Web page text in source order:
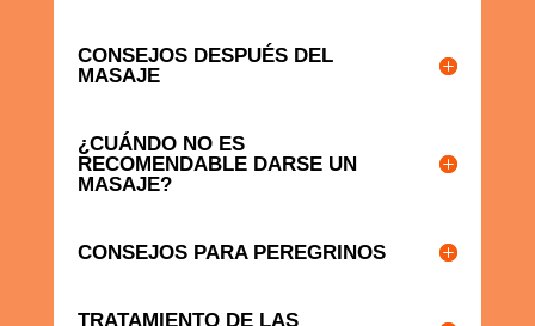
CONSEJOS DESPUÉS DEL
MASAJE
¿CUÁNDO NO ES
RECOMENDABLE DARSE UN
MASAJE?
CONSEJOS PARA PEREGRINOS
TRATAMIENTO DE LAS